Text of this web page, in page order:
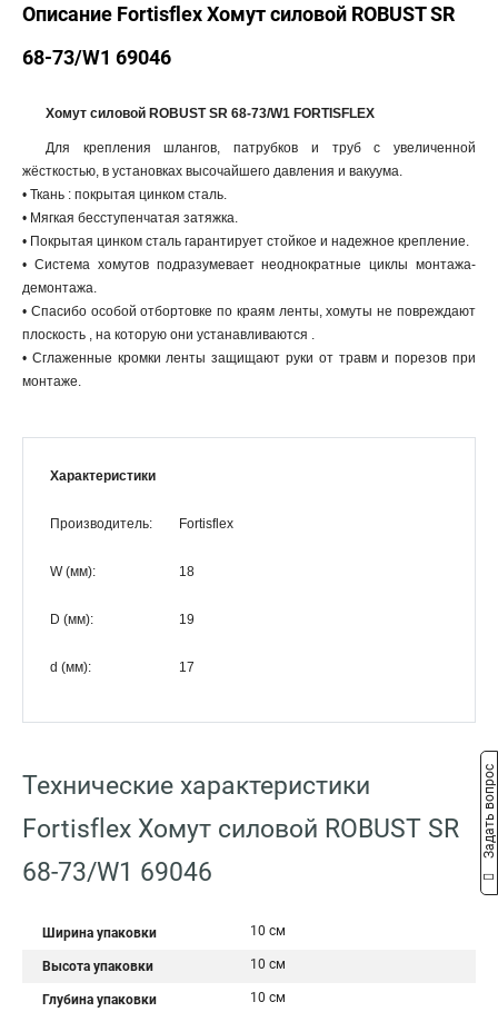
Описание Fortisflex Хомут силовой ROBUST SR
68-73/W1 69046
Хомут силовой ROBUST SR 68-73/W1 FORTISFLEX
Для крепления шлангов, патрубков и труб с увеличенной
жёсткостью, в установках высочайшего давления и вакуума.
• Ткань : покрытая цинком сталь.
• Мягкая бесступенчатая затяжка.
• Покрытая цинком сталь гарантирует стойкое и надежное крепление.
• Система хомутов подразумевает неоднократные циклы монтажа-
демонтажа.
• Спасибо особой отбортовке по краям ленты, хомуты не повреждают
плоскость , на которую они устанавливаются .
• Сглаженные кромки ленты защищают руки от травм и порезов при
монтаже.
Характеристики
Производитель: Fortisflex
W (мм): 18
D (мм): 19
d (мм): 17
Технические характеристики
Fortisflex Хомут силовой ROBUST SR
68-73/W1 69046
Ширина упаковки 10 см
Высота упаковки 10 см
Глубина упаковки 10 см
Задать вопрос